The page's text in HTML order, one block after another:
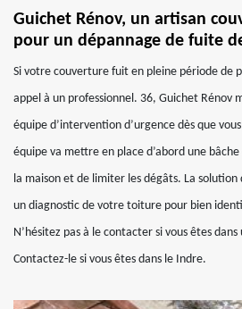
Guichet Rénov, un artisan
pour un dépannage de fuite
Si votre couverture fuit en pleine période de
appel à un professionnel. 36, Guichet Rénov
équipe d’intervention d’urgence dès que
équipe va mettre en place d’abord une
la maison et de limiter les dégâts. La
un diagnostic de votre toiture pour bien
N’hésitez pas à le contacter si vous êtes
Contactez-le si vous êtes dans le Indre.